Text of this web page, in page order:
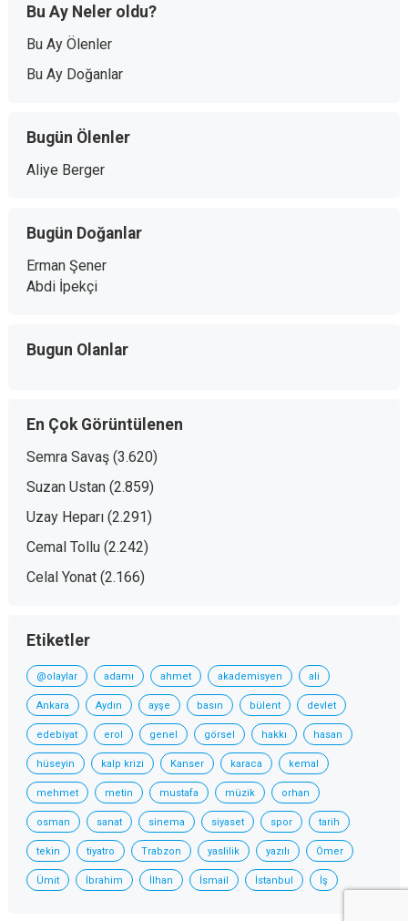
Bu Ay Neler oldu?
Bu Ay Ölenler
Bu Ay Doğanlar
Bugün Ölenler
Aliye Berger
Bugün Doğanlar
Erman Şener
Abdi İpekçi
Bugun Olanlar
En Çok Görüntülenen
Semra Savaş (3.620)
Suzan Ustan (2.859)
Uzay Heparı (2.291)
Cemal Tollu (2.242)
Celal Yonat (2.166)
Etiketler
@olaylar adamı ahmet akademisyen ali
Ankara Aydın ayşe basın bülent devlet
edebiyat erol genel görsel hakkı hasan
hüseyin kalp krizi Kanser karaca kemal
mehmet metin mustafa müzik orhan
osman sanat sinema siyaset spor tarih
tekin tiyatro Trabzon yaslilik yazılı Ömer
Ümit İbrahim İlhan İsmail İstanbul İş